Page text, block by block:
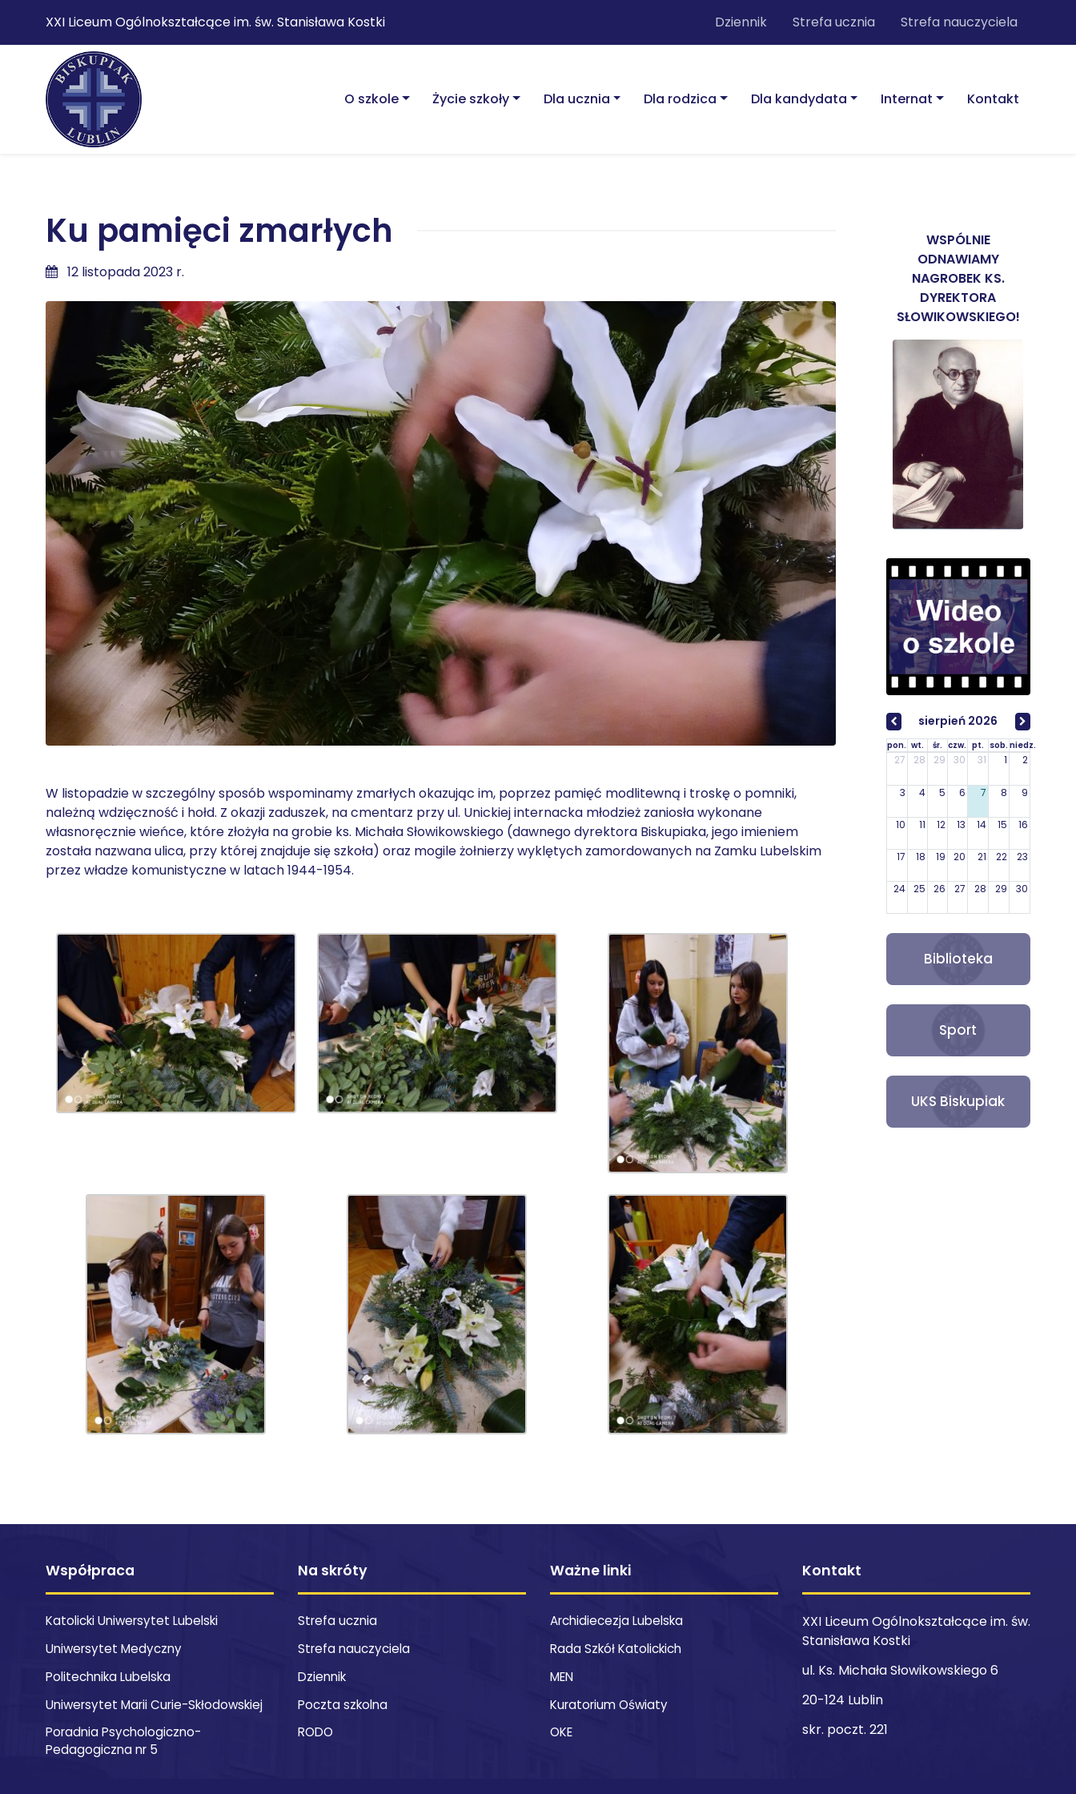
XXI Liceum Ogólnokształcące im. św. Stanisława Kostki Dziennik Strefa ucznia Strefa nauczyciela
O szkole Życie szkoły Dla ucznia Dla rodzica Dla kandydata Internat Kontakt
Ku pamięci zmarłych
12 listopada 2023 r.
W listopadzie w szczególny sposób wspominamy zmarłych okazując im, poprzez pamięć modlitewną i troskę o pomniki,
należną wdzięczność i hołd. Z okazji zaduszek, na cmentarz przy ul. Unickiej internacka młodzież zaniosła wykonane
własnoręcznie wieńce, które złożyła na grobie ks. Michała Słowikowskiego (dawnego dyrektora Biskupiaka, jego imieniem
została nazwana ulica, przy której znajduje się szkoła) oraz mogile żołnierzy wyklętych zamordowanych na Zamku Lubelskim
przez władze komunistyczne w latach 1944-1954.
WSPÓLNIE
ODNAWIAMY
NAGROBEK KS.
DYREKTORA
SŁOWIKOWSKIEGO!
sierpień 2026
pon. wt. śr. czw. pt. sob. niedz.
27 28 29 30 31 1 2
3 4 5 6 7 8 9
10 11 12 13 14 15 16
17 18 19 20 21 22 23
24 25 26 27 28 29 30
Biblioteka
Sport
UKS Biskupiak
Współpraca
Katolicki Uniwersytet Lubelski
Uniwersytet Medyczny
Politechnika Lubelska
Uniwersytet Marii Curie-Skłodowskiej
Poradnia Psychologiczno-
Pedagogiczna nr 5
Na skróty
Strefa ucznia
Strefa nauczyciela
Dziennik
Poczta szkolna
RODO
Ważne linki
Archidiecezja Lubelska
Rada Szkół Katolickich
MEN
Kuratorium Oświaty
OKE
Kontakt
XXI Liceum Ogólnokształcące im. św.
Stanisława Kostki
ul. Ks. Michała Słowikowskiego 6
20-124 Lublin
skr. poczt. 221